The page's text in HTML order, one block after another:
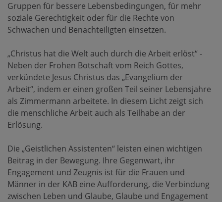
Gruppen für bessere Lebensbedingungen, für mehr
soziale Gerechtigkeit oder für die Rechte von
Schwachen und Benachteiligten einsetzen.
„Christus hat die Welt auch durch die Arbeit erlöst“ -
Neben der Frohen Botschaft vom Reich Gottes,
verkündete Jesus Christus das „Evangelium der
Arbeit“, indem er einen großen Teil seiner Lebensjahre
als Zimmermann arbeitete. In diesem Licht zeigt sich
die menschliche Arbeit auch als Teilhabe an der
Erlösung.
Die „Geistlichen Assistenten“ leisten einen wichtigen
Beitrag in der Bewegung. Ihre Gegenwart, ihr
Engagement und Zeugnis ist für die Frauen und
Männer in der KAB eine Aufforderung, die Verbindung
zwischen Leben und Glaube, Glaube und Engagement